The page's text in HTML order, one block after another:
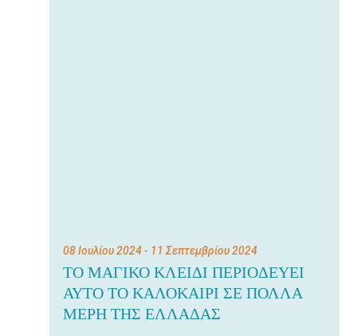
08 Ιουλίου 2024- 11 Σεπτεμβρίου 2024
ΤΟ ΜΑΓΙΚΟ ΚΛΕΙΔΙ ΠΕΡΙΟΔΕΥΕΙ
ΑΥΤΟ ΤΟ ΚΑΛΟΚΑΙΡΙ ΣΕ ΠΟΛΛΑ
ΜΕΡΗ ΤΗΣ ΕΛΛΑΔΑΣ